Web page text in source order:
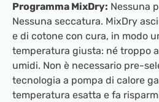
Programma MixDry: Nessuna
Nessuna seccatura. MixDry
e di cotone con cura, in modo
temperatura giusta: né troppo
umidi. Non è necessario pre-
tecnologia a pompa di calore
temperatura esatta e fa